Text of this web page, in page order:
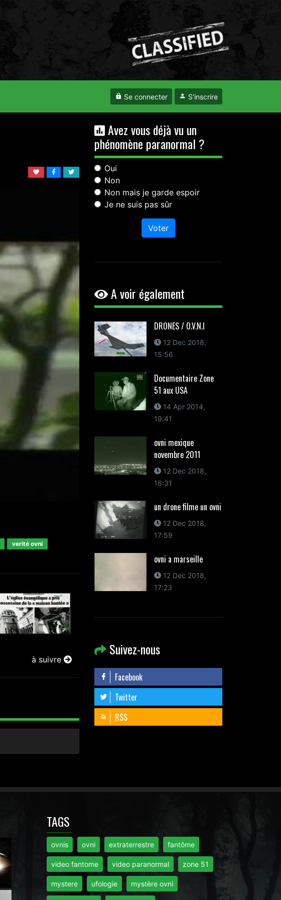
Se connecter S'inscrire
verité ovni
à suivre
Avez vous déjà vu un
phénomène paranormal ?
Oui
Non
Non mais je garde espoir
Je ne suis pas sûr
Voter
A voir également
DRONES / O.V.N.I
12 Dec 2018,
15:56
Documentaire Zone
51 aux USA
14 Apr 2014,
19:41
ovni mexique
novembre 2011
12 Dec 2018,
16:31
un drone filme un ovni
12 Dec 2018,
17:59
ovni a marseille
12 Dec 2018,
17:23
Suivez-nous
Facebook
Twitter
RSS
TAGS
ovnis ovni extraterrestre fantôme
video fantome video paranormal zone 51
mystere ufologie mystère ovni